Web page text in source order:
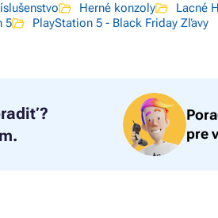
Herné konzoly Lacné
5 PlayStation 5 - Black Friday Zľavy
pre